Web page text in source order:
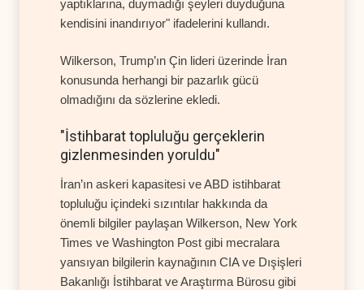
yaptıklarına, duymadığı şeyleri duyduğuna
kendisini inandırıyor" ifadelerini kullandı.
Wilkerson, Trump’ın Çin lideri üzerinde İran
konusunda herhangi bir pazarlık gücü
olmadığını da sözlerine ekledi.
"İstihbarat topluluğu gerçeklerin
gizlenmesinden yoruldu"
İran’ın askeri kapasitesi ve ABD istihbarat
topluluğu içindeki sızıntılar hakkında da
önemli bilgiler paylaşan Wilkerson, New York
Times ve Washington Post gibi mecralara
yansıyan bilgilerin kaynağının CIA ve Dışişleri
Bakanlığı İstihbarat ve Araştırma Bürosu gibi